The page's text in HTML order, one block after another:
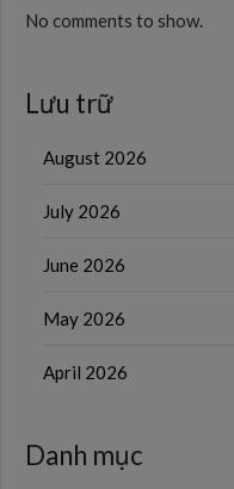
No comments to show.
Lưu trữ
August 2026
July 2026
June 2026
May 2026
April 2026
Danh mục